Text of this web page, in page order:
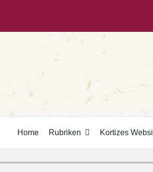
Home Rubriken Kortizes